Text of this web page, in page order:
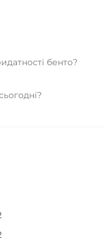
бенто?